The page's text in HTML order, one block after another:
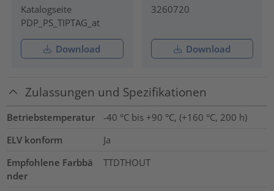
Katalogseite
PDP_PS_TIPTAG_at
Download
3260720
Download
Zulassungen und Spezifikationen
Betriebstemperatur
-40 °C bis +90 °C, (+160 °C, 200 h)
ELV konform
Ja
Empfohlene Farbbä
nder
TTDTHOUT